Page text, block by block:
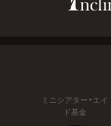
ミニシアター・エイ
ド基金